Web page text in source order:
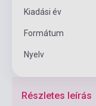
Kiadási év
Formátum
Nyelv
Részletes leírás